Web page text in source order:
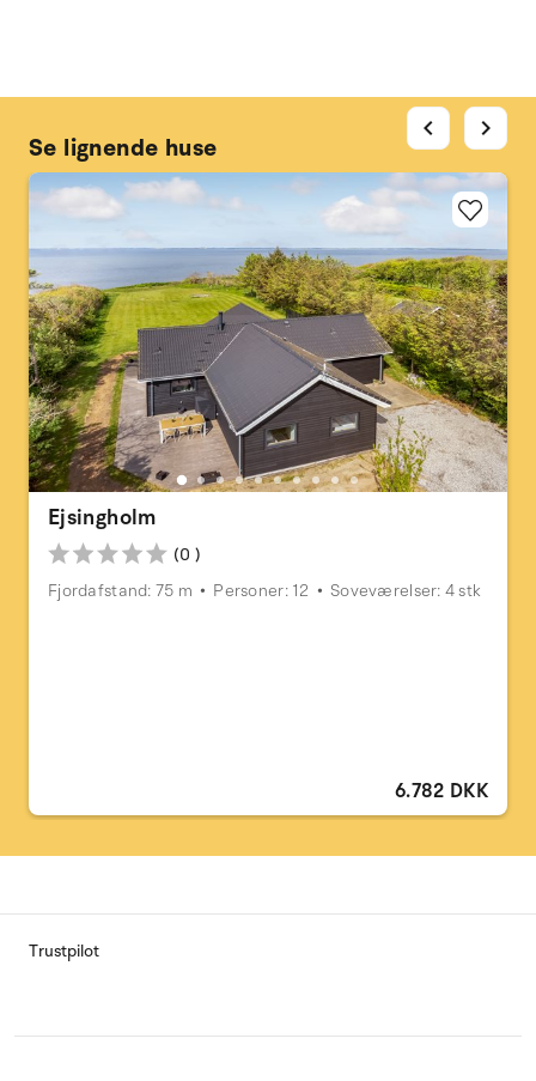
Se lignende huse
Ejsingholm
(0 )
Fjordafstand: 75 m
Personer: 12 Soveværelser: 4 stk
6.782 DKK
chevron_left chevron_right
Trustpilot